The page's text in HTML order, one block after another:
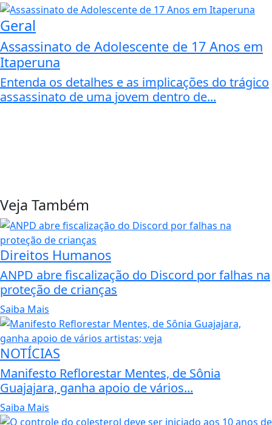
Geral
Assassinato de Adolescente de 17 Anos em
Itaperuna
Entenda os detalhes e as implicações do trágico
assassinato de uma jovem dentro de...
Veja Também
Direitos Humanos
ANPD abre fiscalização do Discord por falhas na
proteção de crianças
Saiba Mais
NOTÍCIAS
Manifesto Reflorestar Mentes, de Sônia
Guajajara, ganha apoio de vários...
Saiba Mais